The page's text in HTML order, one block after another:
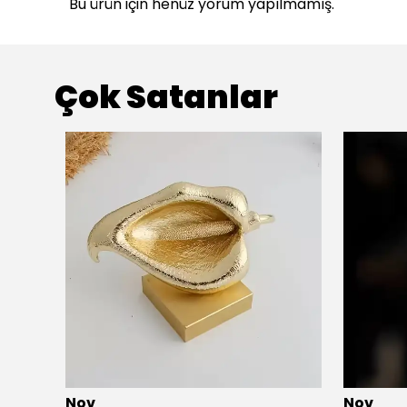
Çok Satanlar